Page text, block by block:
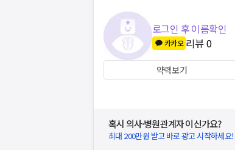
로그인 후 이름확인
카카오 리뷰0
약력보기
혹시 의사·병원관계자 이신가요?
최대 200만원 받고 바로 광고 시작하세요